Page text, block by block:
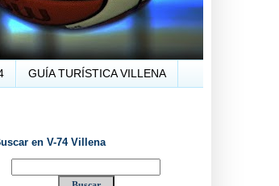
GUÍA TURÍSTICA VILLENA
en V-74 Villena